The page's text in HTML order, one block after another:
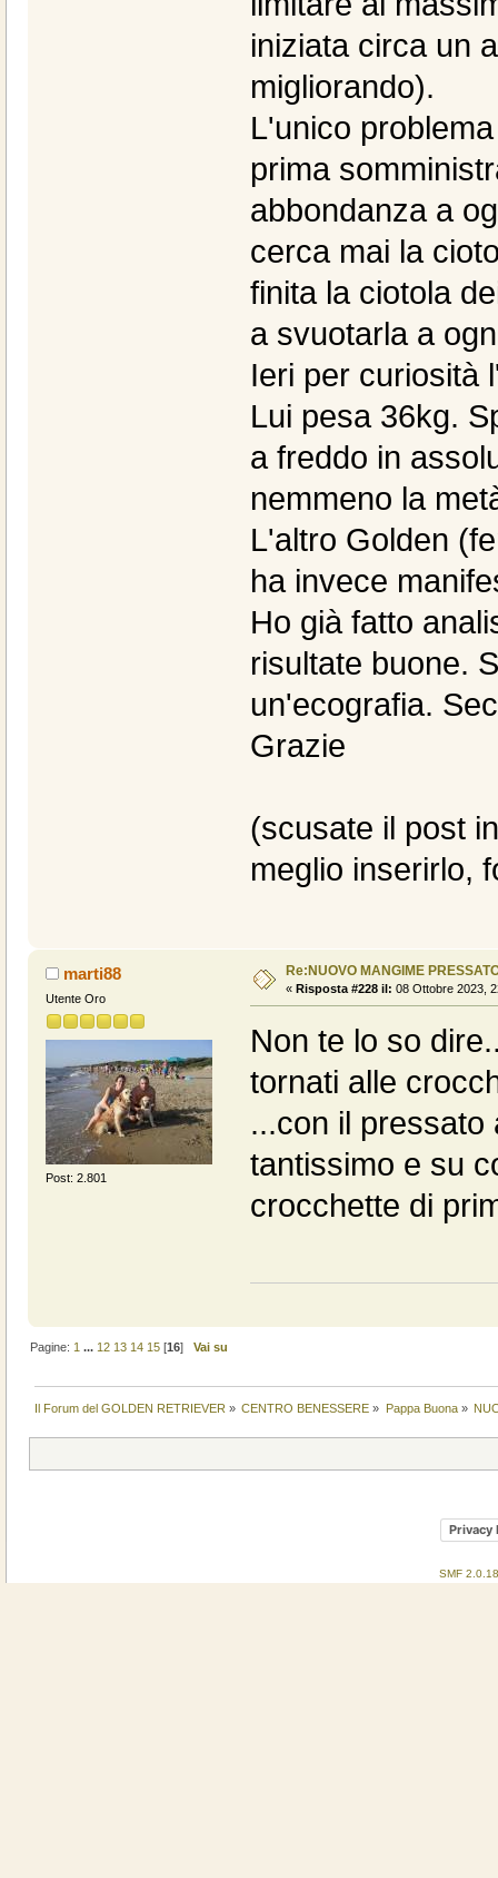
iniziata circa un
migliorando).
L'unico
prima
abbondanza a
cerca mai la
finita la ciotola
a svuotarla a
Ieri per curiosità
Lui pesa 36kg.
a freddo in
nemmeno la
L'altro Golden
ha invece
Ho già fatto
risultate buone.
un'ecografia.
Grazie
(scusate il post
meglio inserirlo,
marti88
Utente Oro
Post: 2.801
Re:NUOVO MANGIME
« Risposta #228 il: 08 Ottobre 2023,
Non te lo so
tornati alle
...con il pressato
tantissimo e su
crocchette di
Pagine: 1 ... 12 13 14 15 [16]Vai su
Il Forum del GOLDEN RETRIEVER » CENTRO BENESSERE » Pappa Buona»
Privacy
SMF 2.0.18